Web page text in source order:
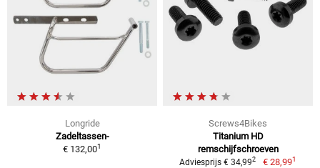
Longride
Zadeltassen-
€ 132,001
Screws4Bikes
Titanium HD
remschijfschroeven
Adviesprijs € 34,992 € 28,991